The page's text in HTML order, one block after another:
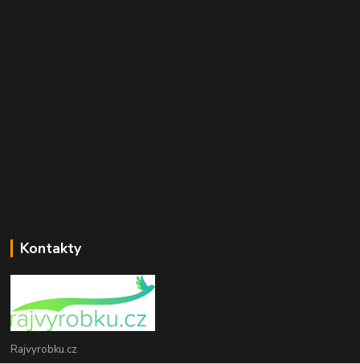
Kontakty
Rajvyrobku.cz